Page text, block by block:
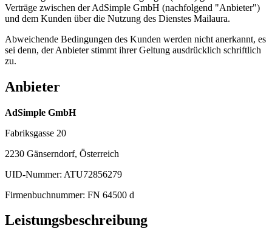
Verträge zwischen der AdSimple GmbH (nachfolgend "Anbieter")
und dem Kunden über die Nutzung des Dienstes Mailaura.
Abweichende Bedingungen des Kunden werden nicht anerkannt, es
sei denn, der Anbieter stimmt ihrer Geltung ausdrücklich schriftlich
zu.
Anbieter
AdSimple GmbH
Fabriksgasse 20
2230 Gänserndorf, Österreich
UID-Nummer: ATU72856279
Firmenbuchnummer: FN 64500 d
Leistungsbeschreibung